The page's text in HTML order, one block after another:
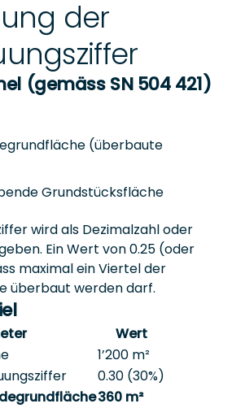
der
(gemäss SN 504 421)
(überbaute
Grundstücksfläche
wird als Dezimalzahl oder
Ein Wert von 0.25 (oder
maximal ein Viertel der
überbaut werden darf.
Wert
1’200 m²
0.30 (30%)
360 m²